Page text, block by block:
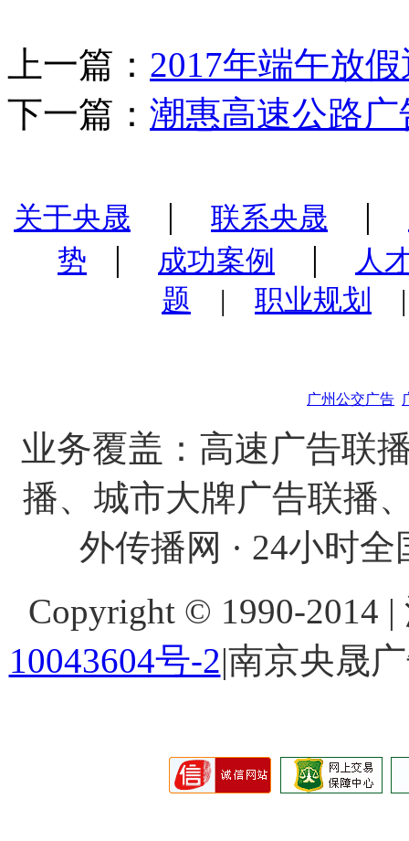
上一篇： 2017年端午放
下一篇： 潮惠高速公路广
关于央晟 | 联系央晟 |
势
| 成功案例 |
人
题 | 职业规划
广州公交广告
业务覆盖：高速广告联
播、城市大牌广告联播
外传播网 · 24小时
Copyright © 1990-2014
10043604号-2|南京央晟